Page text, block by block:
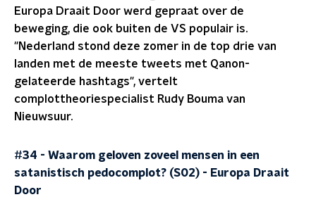
Europa Draait Door werd gepraat over de
beweging, die ook buiten de VS populair is.
"Nederland stond deze zomer in de top drie van
landen met de meeste tweets met Qanon-
gelateerde hashtags", vertelt
complottheoriespecialist Rudy Bouma van
Nieuwsuur.
#34 - Waarom geloven zoveel mensen in een
satanistisch pedocomplot? (S02) - Europa Draait
Door